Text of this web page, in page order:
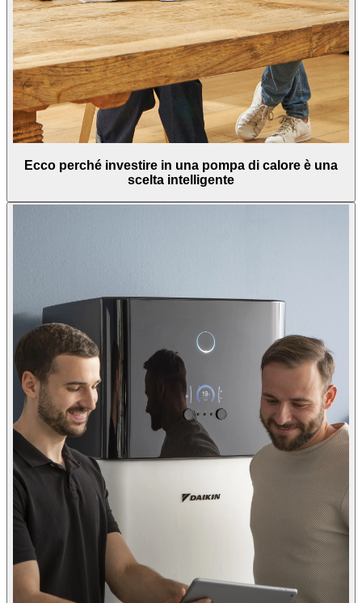
Ecco perché investire in una pompa di calore è una
scelta intelligente